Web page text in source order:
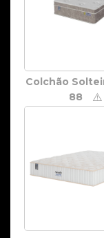
Colchão
88
⚠️